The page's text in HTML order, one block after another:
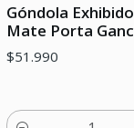
Góndola
Mate Porta
$51.990